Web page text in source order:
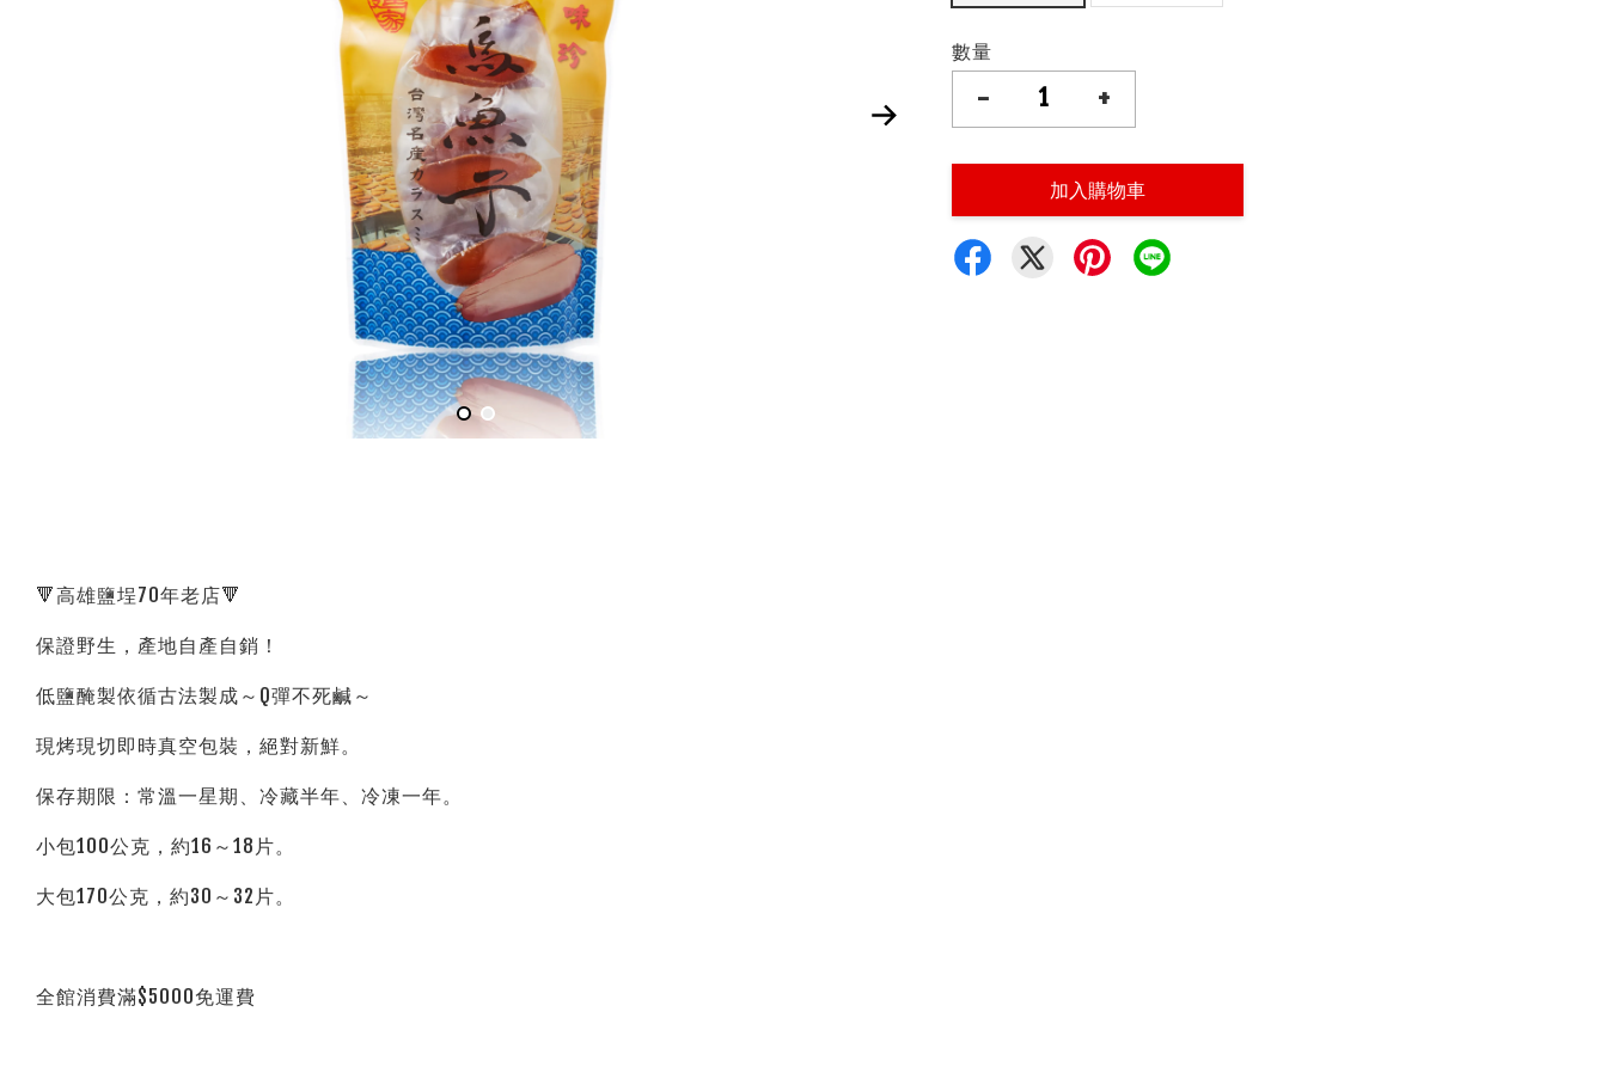
數量
- +
加入購物車
🔻高雄鹽埕70年老店🔻
保證野生，產地自產自銷！
低鹽醃製依循古法製成～Q彈不死鹹～
現烤現切即時真空包裝，絕對新鮮。
保存期限：常溫一星期、冷藏半年、冷凍一年。
小包100公克，約16～18片。
大包170公克，約30～32片。
全館消費滿$5000免運費